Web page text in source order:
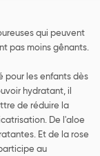
qui peuvent
pas moins gênants.
pour les enfants dès
hydratant, il
de réduire la
De l'aloe
Et de la rose
au